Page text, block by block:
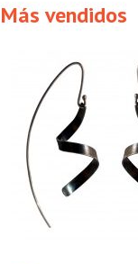
Más vendidos